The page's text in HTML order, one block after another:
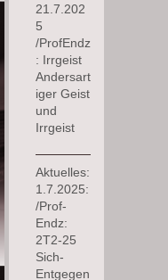
21.7.202
5
/ProfEndz
: Irrgeist
Andersart
iger Geist
und
Irrgeist
Aktuelles:
1.7.2025:
/Prof-
Endz:
2T2-25
Sich-
Entgegen